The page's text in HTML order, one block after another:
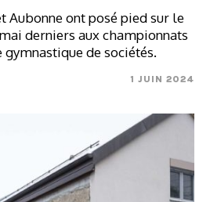
Aubonne ont posé pied sur le
derniers aux championnats
gymnastique de sociétés.
1 JUIN 2024